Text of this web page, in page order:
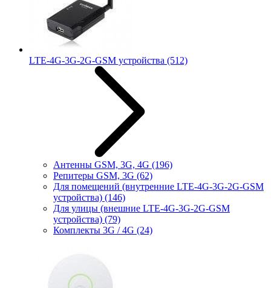
LTE-4G-3G-2G-GSM устройства (512)
Антенны GSM, 3G, 4G (196)
Репитеры GSM, 3G (62)
Для помещений (внутренние LTE-4G-3G-2G-GSM
устройства) (146)
Для улицы (внешние LTE-4G-3G-2G-GSM
устройства) (79)
Комплекты 3G / 4G (24)